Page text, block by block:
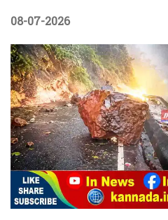
08-07-2026